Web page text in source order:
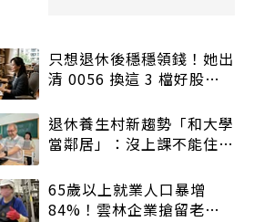
只想退休後穩穩領錢！她出
清 0056 換這 3 檔好股：
退休養生村新趨勢「和大學
當鄰居」：沒上課不能住、
65歲以上就業人口暴增
84%！雲林企業搶留老員